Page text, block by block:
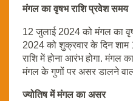
मंगल का वृषभ राशि प्रवेश समय
12 जुलाई 2024 को मंगल का
2024 को शुक्रवार के दिन
राशि में होना आरंभ होगा. मंगल
मंगल के गुणों पर असर डालने
ज्योतिष में मंगल का असर